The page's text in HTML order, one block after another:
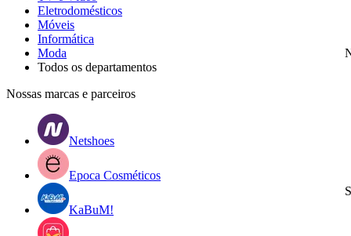
Eletrodomésticos
Móveis
Informática
Moda
Todos os departamentos
Nossas marcas e parceiros
Netshoes
Epoca Cosméticos
KaBuM!